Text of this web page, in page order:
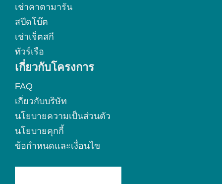
เช่าคาตามารัน
สปีดโบ๊ต
เช่าเจ็ตสกี
ทัวร์เรือ
เกี่ยวกับโครงการ
FAQ
เกี่ยวกับบริษัท
นโยบายความเป็นส่วนตัว
นโยบายคุกกี้
ข้อกำหนดและเงื่อนไข